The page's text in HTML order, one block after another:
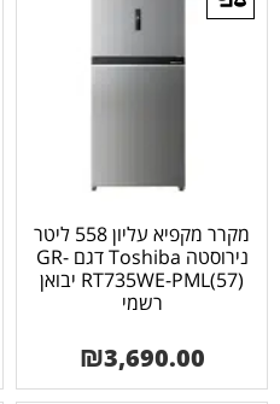
מקרר מקפיא עליון 558 ליטר
נירוסטה Toshiba דגם GR-
RT735WE-PML(57) יבואן
רשמי
₪3,690.00